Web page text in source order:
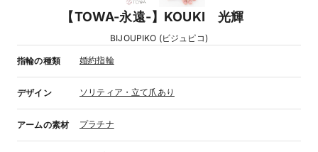
【TOWA-永遠-】KOUKI 光輝
BIJOUPIKO (ビジュピコ)
指輪の種類 婚約指輪
デザイン ソリティア・立て爪あり
アームの素材 プラチナ